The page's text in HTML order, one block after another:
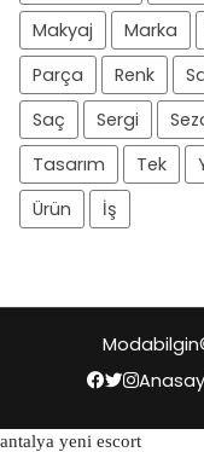
Makyaj
Marka
Parça
Renk
Saç
Sergi
Tasarım
Tek
Ürün
İş
Modabilgin
antalya yeni escort